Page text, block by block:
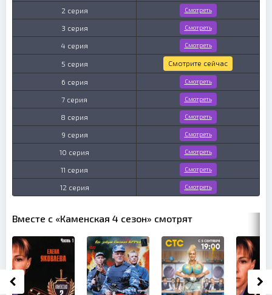
2 серия Смотреть
3 серия Смотреть
4 серия Смотреть
5 серия Смотрите сейчас
6 серия Смотреть
7 серия Смотреть
8 серия Смотреть
9 серия Смотреть
10 серия Смотреть
11 серия Смотреть
12 серия Смотреть
Вместе с «Каменская 4 сезон» смотрят